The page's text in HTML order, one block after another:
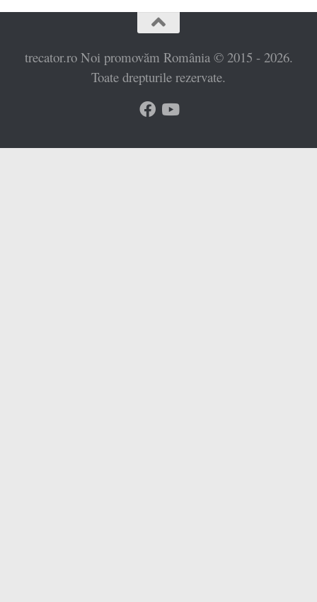
trecator.ro Noi promovăm România © 2015 - 2026.
Toate drepturile rezervate.